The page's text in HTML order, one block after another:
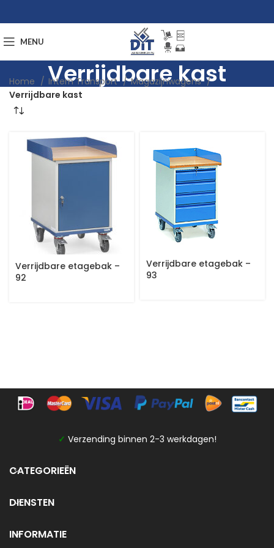
MENU
Verrijdbare kast
Home Intern Transport
Magazijnwagens
Verrijdbare kast
Verrijdbare etagebak –
92
Verrijdbare etagebak –
93
✓ Verzending binnen 2-3 werkdagen!
CATEGORIEËN
DIENSTEN
INFORMATIE